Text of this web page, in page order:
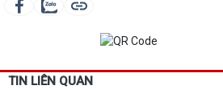
TIN LIÊN QUAN